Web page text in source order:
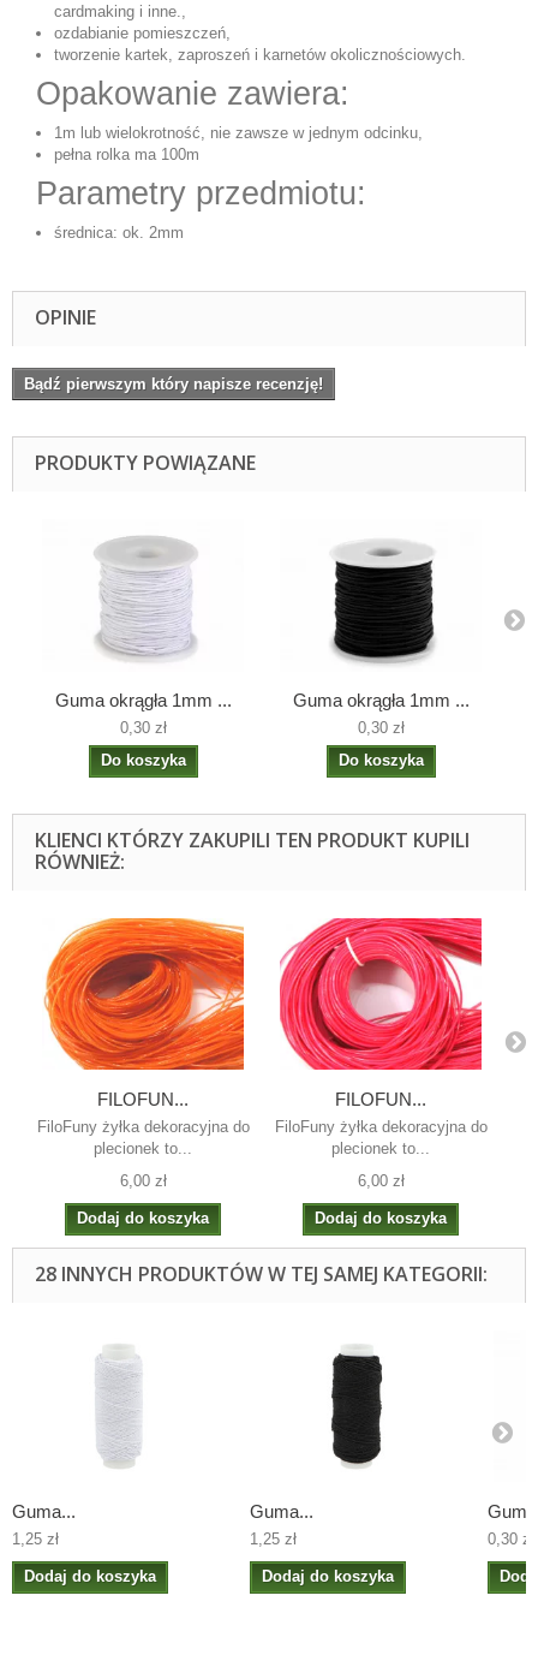
cardmaking i inne.,
ozdabianie pomieszczeń,
tworzenie kartek, zaproszeń i karnetów okolicznościowych.
Opakowanie zawiera:
1m lub wielokrotność, nie zawsze w jednym odcinku,
pełna rolka ma 100m
Parametry przedmiotu:
średnica: ok. 2mm
OPINIE
Bądź pierwszym który napisze recenzję!
PRODUKTY POWIĄZANE
Guma okrągła 1mm ...
0,30 zł
Do koszyka
Guma okrągła 1mm ...
0,30 zł
Do koszyka
KLIENCI KTÓRZY ZAKUPILI TEN PRODUKT KUPILI
RÓWNIEŻ:
FILOFUN...
FiloFuny żyłka dekoracyjna do
plecionek to...
6,00 zł
Dodaj do koszyka
FILOFUN...
FiloFuny żyłka dekoracyjna do
plecionek to...
6,00 zł
Dodaj do koszyka
28 INNYCH PRODUKTÓW W TEJ SAMEJ KATEGORII:
Guma...
1,25 zł
Dodaj do koszyka
Guma...
1,25 zł
Dodaj do koszyka
0,30 zł